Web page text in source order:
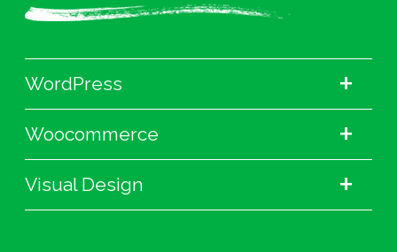
WordPress +
Woocommerce +
Visual Design +